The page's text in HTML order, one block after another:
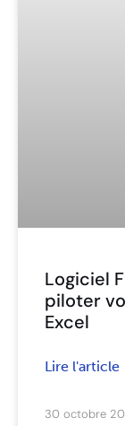
Logiciel
piloter
Excel
Lire l'article
30 octobre